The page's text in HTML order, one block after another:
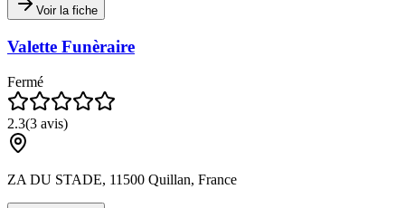
Voir la fiche
Valette Funèraire
Fermé
2.3(3 avis)
ZA DU STADE, 11500 Quillan, France